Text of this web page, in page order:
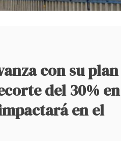
con su plan
del 30% en
en el